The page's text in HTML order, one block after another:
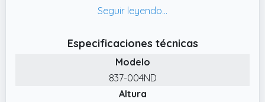
(LxANxAL). Peso máximo soportado: 50 kg
compartimento).
✔️ AMPLIO ESPACIO DE ALMACENAJE:
Zapatero en madera natural estrecho con 4
cajones y separadores internos para 1624
Especificaciones técnicas
Modelo
837-004ND
Altura